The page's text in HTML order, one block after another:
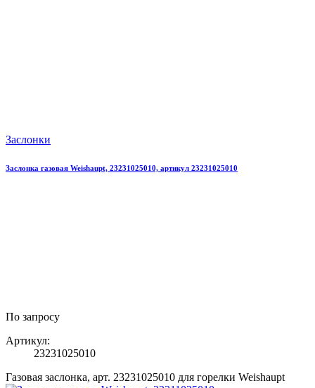
Заслонки
Заслонка газовая Weishaupt, 23231025010, артикул 23231025010
По запросу
Артикул:
23231025010
Газовая заслонка, арт. 23231025010 для горелки Weishaupt